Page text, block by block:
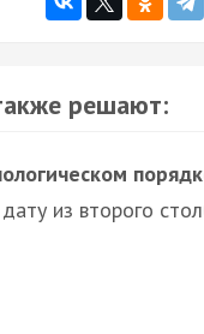
решают:
из второго